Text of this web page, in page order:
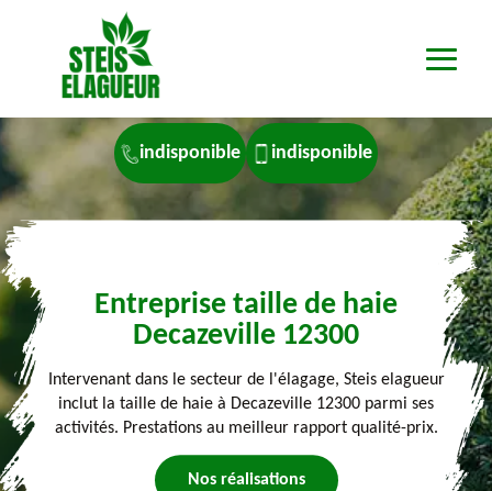
indisponible indisponible
Entreprise taille de haie
Decazeville 12300
Intervenant dans le secteur de l'élagage, Steis elagueur
inclut la taille de haie à Decazeville 12300 parmi ses
activités. Prestations au meilleur rapport qualité-prix.
Nos réalisations